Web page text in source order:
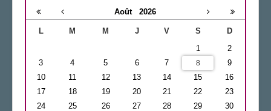
Août 2026
L M M J V S
D
1
2
3
4 5 6 7 8
9
10
11 12 13 14 15
16
17
18 19 20 21 22
23
24
25 26 27 28 29
30